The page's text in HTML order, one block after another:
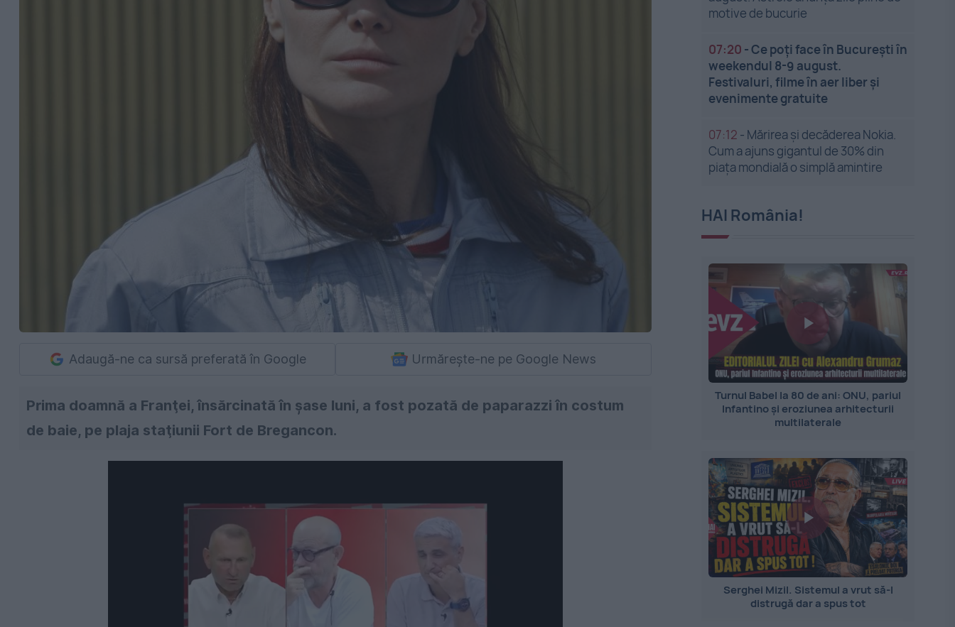
Adaugă-ne ca sursă preferată în Google Urmărește-ne pe Google News
Prima doamnă a Franţei, însărcinată în şase luni, a fost pozată de paparazzi în costum
de baie, pe plaja staţiunii Fort de Bregancon.
motive de bucurie
07:20 -Ce poți face în București în
weekendul 8-9 august.
Festivaluri, filme în aer liber și
evenimente gratuite
07:12 - Mărirea și decăderea Nokia.
Cum a ajuns gigantul de 30% din
piața mondială o simplă amintire
HAI România!
Turnul Babel la 80 de ani: ONU, pariul
Infantino și eroziunea arhitecturii
multilaterale
Serghei Mizil. Sistemul a vrut să-l
distrugă dar a spus tot